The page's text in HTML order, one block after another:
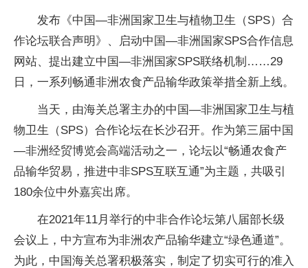
发布《中国—非洲国家卫生与植物卫生（SPS）合
作论坛联合声明》、启动中国—非洲国家SPS合作信息
网站、提出建立中国—非洲国家SPS联络机制……29
日，一系列畅通非洲农食产品输华政策举措全新上线。
当天，由海关总署主办的中国—非洲国家卫生与植
物卫生（SPS）合作论坛在长沙召开。作为第三届中国
—非洲经贸博览会高端活动之一，论坛以“畅通农食产
品输华贸易，推进中非SPS互联互通”为主题，共吸引
180余位中外嘉宾出席。
在2021年11月举行的中非合作论坛第八届部长级
会议上，中方宣布为非洲农产品输华建立“绿色通道”。
为此，中国海关总署积极落实，制定了切实可行的准入